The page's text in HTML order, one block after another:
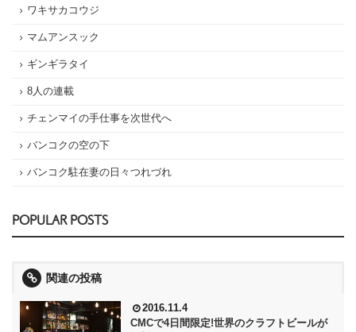
ワキサカコウジ
マムアンスック
ギンギラタイ
8人の連載
チェンマイの手仕事を次世代へ
バンコクの空の下
バンコク駐在妻の日々つれづれ
POPULAR POSTS
関連の投稿
2016.11.4
CMCで4日間限定!世界のクラフトビールが